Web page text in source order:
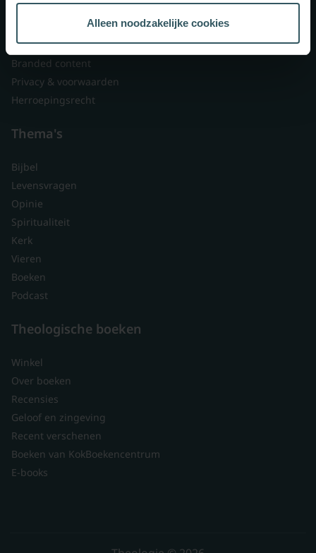
Alleen noodzakelijke cookies
Nieuwsbrieven
Veelgestelde vragen
Contact
Branded content
Privacy & voorwaarden
Herroepingsrecht
Thema's
Bijbel
Levensvragen
Opinie
Spiritualiteit
Kerk
Vieren
Boeken
Podcast
Theologische boeken
Winkel
Over boeken
Recensies
Geloof en zingeving
Recent verschenen
Boeken van KokBoekencentrum
E-books